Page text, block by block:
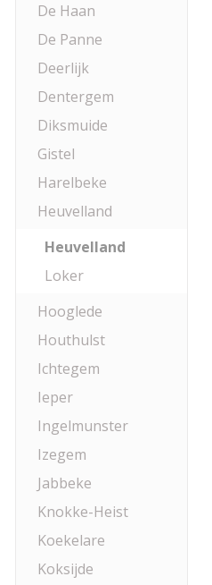
De Haan
De Panne
Deerlijk
Dentergem
Diksmuide
Gistel
Harelbeke
Heuvelland
Heuvelland
Loker
Hooglede
Houthulst
Ichtegem
Ieper
Ingelmunster
Izegem
Jabbeke
Knokke-Heist
Koekelare
Koksijde